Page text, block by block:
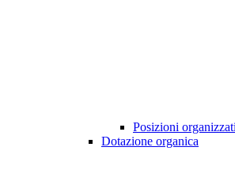
Posizioni
Dotazione organica